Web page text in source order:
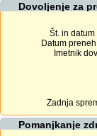
Dovoljenje za
Št. in
Datum
Imetnik
Zadnja
Pomanjkanje